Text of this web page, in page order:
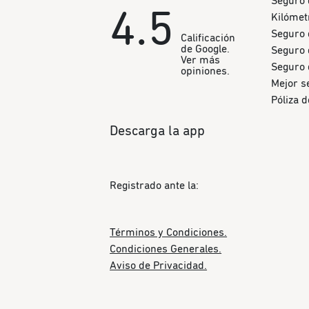
4.5
Calificación
de Google.
Ver más
opiniones.
Descarga la app
Registrado ante la:
Términos y Condiciones.
Condiciones Generales.
Aviso de Privacidad.
Seguro
Seguro
Seguro
Mejor
Póliza